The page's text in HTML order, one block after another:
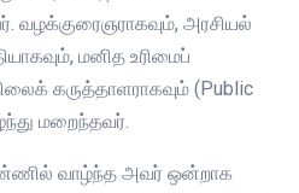
அரசியல்
மனித உரிமைப்
கருத்தாளராகவும் (Public
மறைந்தவர்.
வாழ்ந்த அவர் ஒன்றாக